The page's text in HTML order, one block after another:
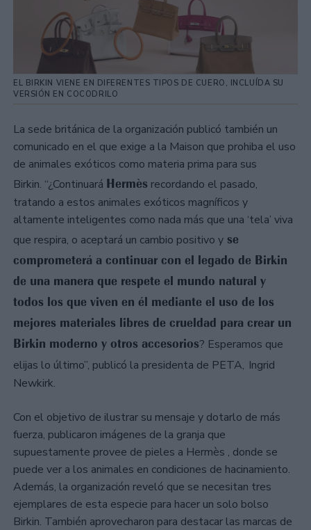
EL BIRKIN VIENE EN DIFERENTES TIPOS DE CUERO, INCLUÍDA SU
VERSIÓN EN COCODRILO
La sede británica de la organización publicó también un
comunicado en el que exige a la Maison que prohiba el uso
de animales exóticos como materia prima para sus
Birkin. “¿Continuará Hermès recordando el pasado,
tratando a estos animales exóticos magníficos y
altamente inteligentes como nada más que una ‘tela’ viva
que respira, o aceptará un cambio positivo y se
comprometerá a continuar con el legado de Birkin
de una manera que respete el mundo natural y
todos los que viven en él mediante el uso de los
mejores materiales libres de crueldad para crear un
Birkin moderno y otros accesorios? Esperamos que
elijas lo último”, publicó la presidenta de PETA, Ingrid
Newkirk.
Con el objetivo de ilustrar su mensaje y dotarlo de más
fuerza, publicaron imágenes de la granja que
supuestamente provee de pieles a Hermès , donde se
puede ver a los animales en condiciones de hacinamiento.
Además, la organización reveló que se necesitan tres
ejemplares de esta especie para hacer un solo bolso
Birkin. También aprovecharon para destacar las marcas de